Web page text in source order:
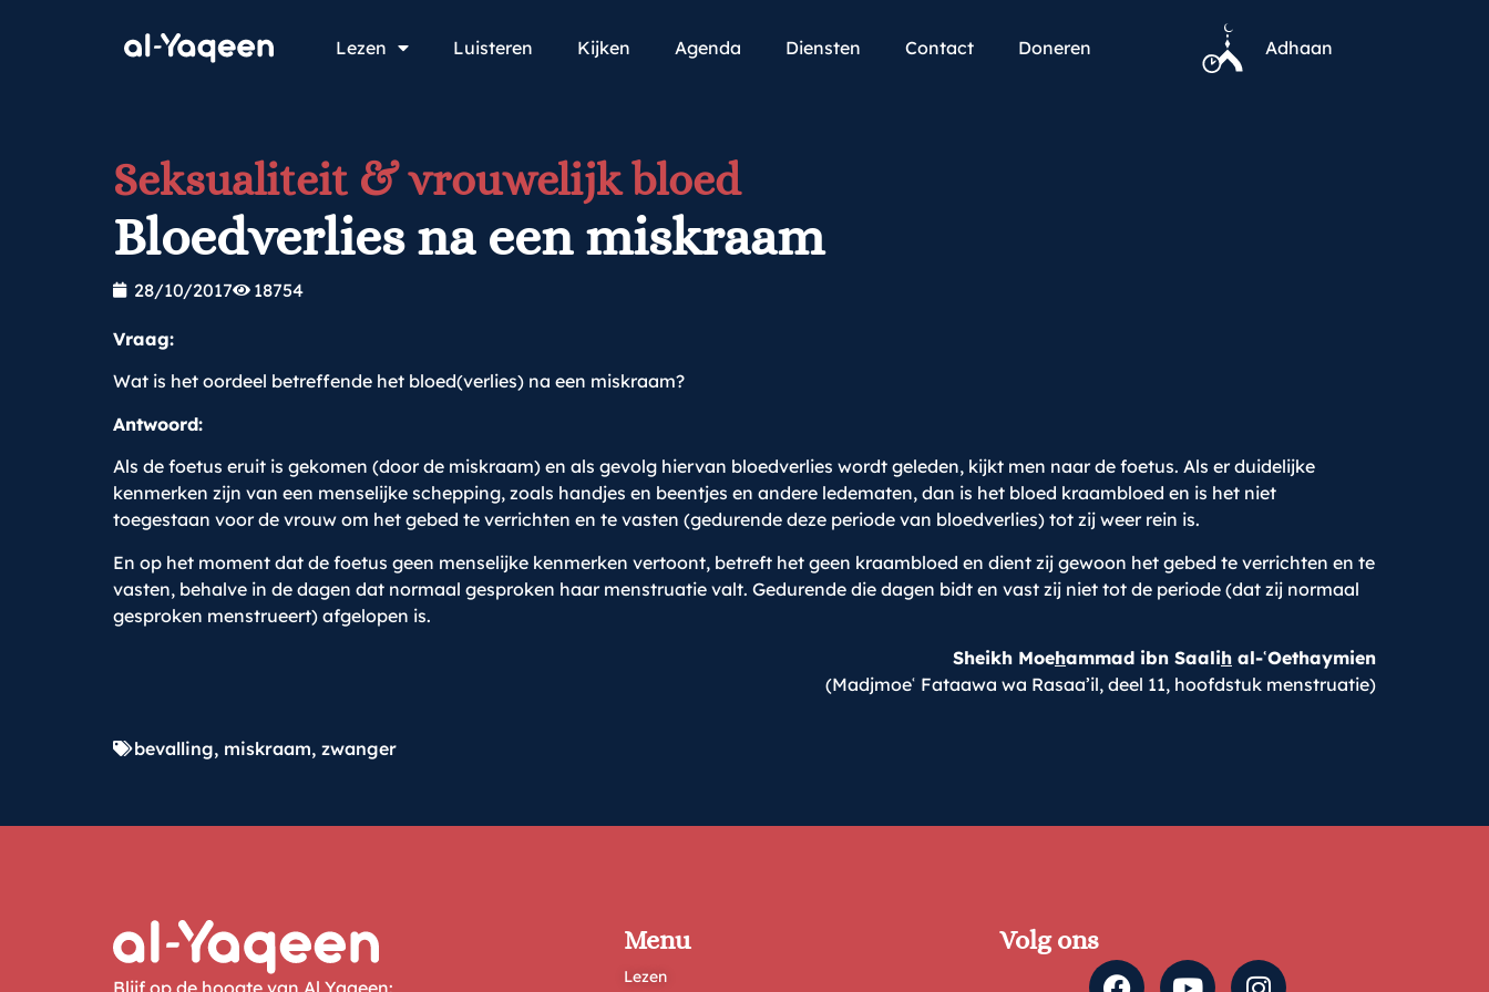
Lezen Luisteren Kijken Agenda Diensten Contact Doneren Adhaan
Seksualiteit & vrouwelijk bloed
Bloedverlies na een miskraam
28/10/2017 18754
Vraag:
Wat is het oordeel betreffende het bloed(verlies) na een miskraam?
Antwoord:
Als de foetus eruit is gekomen (door de miskraam) en als gevolg hiervan bloedverlies wordt geleden, kijkt men naar de foetus. Als er duidelijke
kenmerken zijn van een menselijke schepping, zoals handjes en beentjes en andere ledematen, dan is het bloed kraambloed en is het niet
toegestaan voor de vrouw om het gebed te verrichten en te vasten (gedurende deze periode van bloedverlies) tot zij weer rein is.
En op het moment dat de foetus geen menselijke kenmerken vertoont, betreft het geen kraambloed en dient zij gewoon het gebed te verrichten en te
vasten, behalve in de dagen dat normaal gesproken haar menstruatie valt. Gedurende die dagen bidt en vast zij niet tot de periode (dat zij normaal
gesproken menstrueert) afgelopen is.
Sheikh Moehammad ibn Saalih al-ʿOethaymien
(Madjmoeʿ Fataawa wa Rasaa’il, deel 11, hoofdstuk menstruatie)
bevalling, miskraam, zwanger
Blijf op de hoogte van Al Yaqeen:
Menu
Lezen
Volg ons